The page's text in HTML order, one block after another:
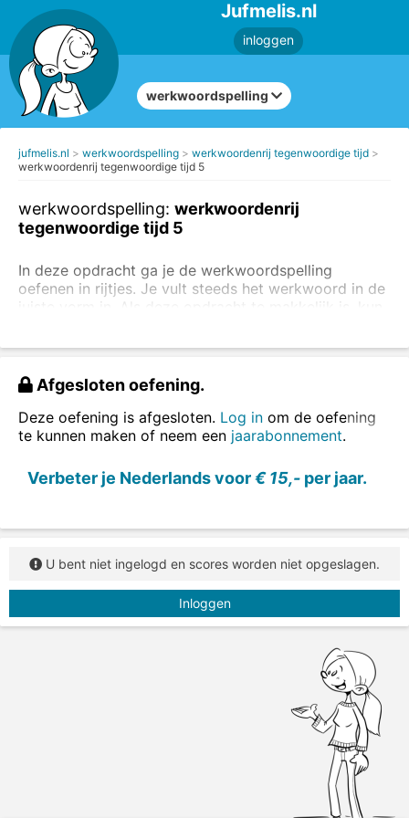
Jufmelis.nl
inloggen
werkwoordspelling
jufmelis.nl werkwoordspelling
werkwoordenrij tegenwoordige tijd
werkwoordenrij tegenwoordige tijd 5
werkwoordspelling: werkwoordenrij
tegenwoordige tijd 5
In deze opdracht ga je de werkwoordspelling
oefenen in rijtjes. Je vult steeds het werkwoord in de
werkwoordspelling in de tegenwoordige tijd maken.
tegenwoordige tijd.
Zet alle werkwoorden in de tegenwoordige tijd.
Afgesloten oefening.
Deze oefening is afgesloten. Log in om de oefening
te kunnen maken of neem een jaarabonnement.
Verbeter je Nederlands voor€ 15,- per jaar.
U bent niet ingelogd en scores worden niet opgeslagen.
Inloggen